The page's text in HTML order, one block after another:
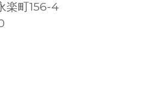
楽町156-4